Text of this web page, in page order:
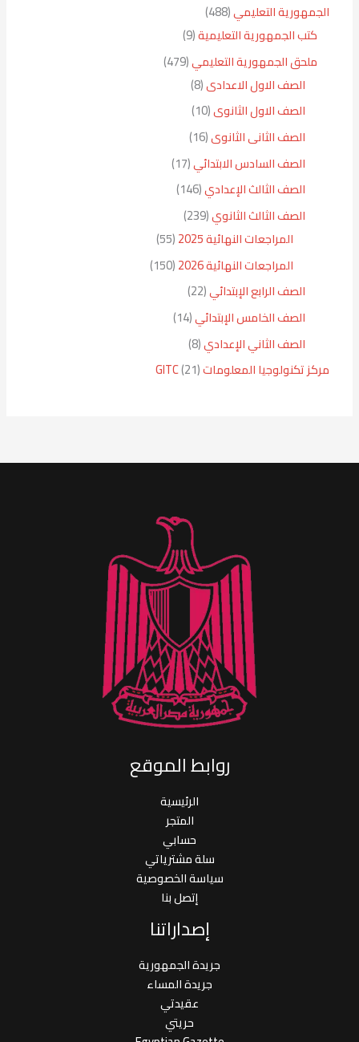
الجمهورية التعليمي 488
كتب الجمهورية التعليمية 9
ملحق الجمهورية التعليمي 479
الصف الاول الاعدادى 8
الصف الاول الثانوى 10
الصف الثانى الثانوى 16
الصف السادس الابتدائي 17
الصف الثالث الإعدادي 146
الصف الثالث الثانوي 239
المراجعات النهائية 2025
55
المراجعات النهائية 2026
150
الصف الرابع الإبتدائي 22
الصف الخامس الإبتدائي 14
الصف الثاني الإعدادي 8
مركز تكنولوجيا المعلومات GITC 21
روابط الموقع
الرئيسية
المتجر
حسابي
سلة مشترياتي
سياسة الخصوصية
إتصل بنا
إصداراتنا
جريدة الجمهورية
جريدة المساء
عقيدتي
حريتي